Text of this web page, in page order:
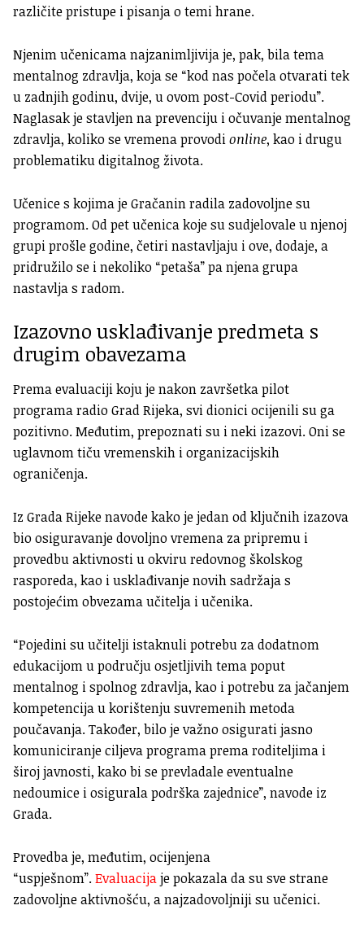
različite pristupe i pisanja o temi hrane.
Njenim učenicama najzanimljivija je, pak, bila tema
mentalnog zdravlja, koja se “kod nas počela otvarati tek
u zadnjih godinu, dvije, u ovom post-Covid periodu”.
Naglasak je stavljen na prevenciju i očuvanje mentalnog
zdravlja, koliko se vremena provodionline, kao i drugu
problematiku digitalnog života.
Učenice s kojima je Gračanin radila zadovoljne su
programom. Od pet učenica koje su sudjelovale u njenoj
grupi prošle godine, četiri nastavljaju i ove, dodaje, a
pridružilo se i nekoliko “petaša” pa njena grupa
nastavlja s radom.
Izazovno usklađivanje predmeta s
drugim obavezama
Prema evaluaciji koju je nakon završetka pilot
programa radio Grad Rijeka, svi dionici ocijenili su ga
pozitivno. Međutim, prepoznati su i neki izazovi. Oni se
uglavnom tiču vremenskih i organizacijskih
ograničenja.
Iz Grada Rijeke navode kako je jedan od ključnih izazova
bio osiguravanje dovoljno vremena za pripremu i
provedbu aktivnosti u okviru redovnog školskog
rasporeda, kao i usklađivanje novih sadržaja s
postojećim obvezama učitelja i učenika.
“Pojedini su učitelji istaknuli potrebu za dodatnom
edukacijom u području osjetljivih tema poput
mentalnog i spolnog zdravlja, kao i potrebu za jačanjem
kompetencija u korištenju suvremenih metoda
poučavanja. Također, bilo je važno osigurati jasno
komuniciranje ciljeva programa prema roditeljima i
široj javnosti, kako bi se prevladale eventualne
nedoumice i osigurala podrška zajednice”, navode iz
Grada.
Provedba je, međutim, ocijenjena
“uspješnom”.Evaluacijaje pokazala da su sve strane
zadovoljne aktivnošću, a najzadovoljniji su učenici.